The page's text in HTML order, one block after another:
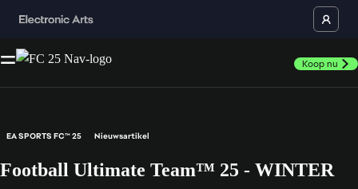
Koop nu
EA SPORTS FC™ 25 Nieuwsartikel
Football Ultimate Team™ 25 - WINTER